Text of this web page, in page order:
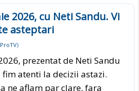
2026, cu Neti Sandu. Vi
asteptari
ProTV)
prezentat de Neti Sandu
fim atenti la decizii astazi.
ne aflam par clare, fara